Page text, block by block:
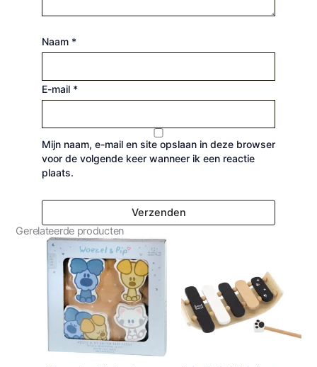
Naam *
E-mail *
Mijn naam, e-mail en site opslaan in deze browser
voor de volgende keer wanneer ik een reactie
plaats.
Gerelateerde producten